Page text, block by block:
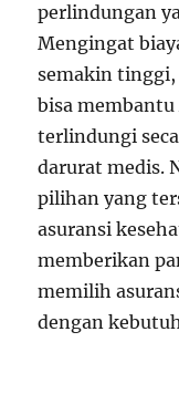
perlindungan
Mengingat
semakin
bisa
terlindungi
darurat medis.
pilihan yang
asuransi
memberikan
memilih
dengan